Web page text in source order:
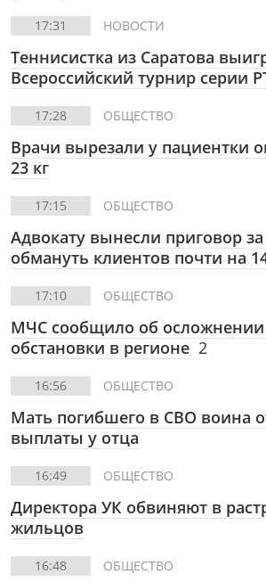
17:31 НОВОСТИ
Теннисистка из Саратова
Всероссийский турнир серии
17:28 ОБЩЕСТВО
Врачи вырезали у пациентки
23 кг
17:15 ОБЩЕСТВО
Адвокату вынесли приговор
обмануть клиентов почти на
17:10 ОБЩЕСТВО
МЧС сообщило об
обстановки в регионе 2
16:56 ОБЩЕСТВО
Мать погибшего в СВО воина
выплаты у отца
16:49 ОБЩЕСТВО
Директора УК обвиняют в
жильцов
16:48 ОБЩЕСТВО